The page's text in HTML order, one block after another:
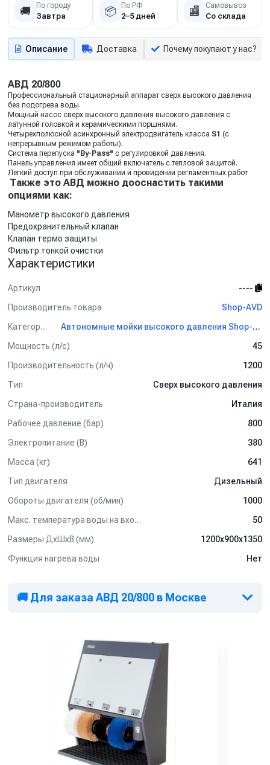
🚚 По городу
Завтра 📦 По РФ
2–5 дней 🏬 Самовывоз
Со склада
Описание Доставка Почему покупают у нас?
АВД 20/800
Профессиональный стационарный аппарат сверх высокого давления
без подогрева воды.
Мощный насос сверх высокого давления высокого давления с
латунной головкой и керамическими поршнями.
Четырехполюсной асинхронный электродвигатель класса S1 (с
непрерывным режимом работы).
Система перепуска "By-Pass" с регулировкой давления.
Панель управления имеет общий включатель с тепловой защитой.
Легкий доступ при обслуживании и провидении регламентных работ
Также это АВД можно дооснастить такими
опциями как:
Манометр высокого давления
Предохранительный клапан
Клапан термо защиты
Фильтр тонкой очистки
Характеристики
Артикул
----
Производитель товара
Shop-AVD
Категория
Автономные мойки высокого давления Shop-AVD
Мощность (л/с)
45
Производительность (л/ч)
1200
Тип
Сверх высокого давления
Страна-производитель
Италия
Рабочее давление (бар)
800
Электропитание (В)
380
Масса (кг)
641
Тип двигателя
Дизельный
Обороты двигателя (об/мин)
1000
Макс. температура воды на входе (°C)
50
Размеры ДхШхВ (мм)
1200х900х1350
Функция нагрева воды
Нет
🚚 Для заказа АВД 20/800 в Москве